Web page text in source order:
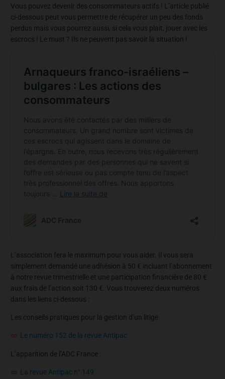
Vous pouvez devenir des consommateurs actifs ! L’article publié
ci-dessous peut vous permettre de récupérer un peu des fonds
perdus mais vous pourrez aussi, si cela vous plait, jouer avec les
escrocs ! Le must ? Ils ne peuvent pas savoir la situation !
L’association fera le maximum pour vous aider. Il vous sera
simplement demandé une adhésion à 50 € incluant l’abonnement
à notre revue trimestrielle et une participation financière de 80 €
aux frais de l’action soit 130 €. Vous trouverez deux numéros
dans les liens ci-dessous :
Les conseils pratiques pour la gestion d’un litige
Le numéro 152 de la revue Antipac
L’apparition de l’ADC France :
La revue Antipac n° 149